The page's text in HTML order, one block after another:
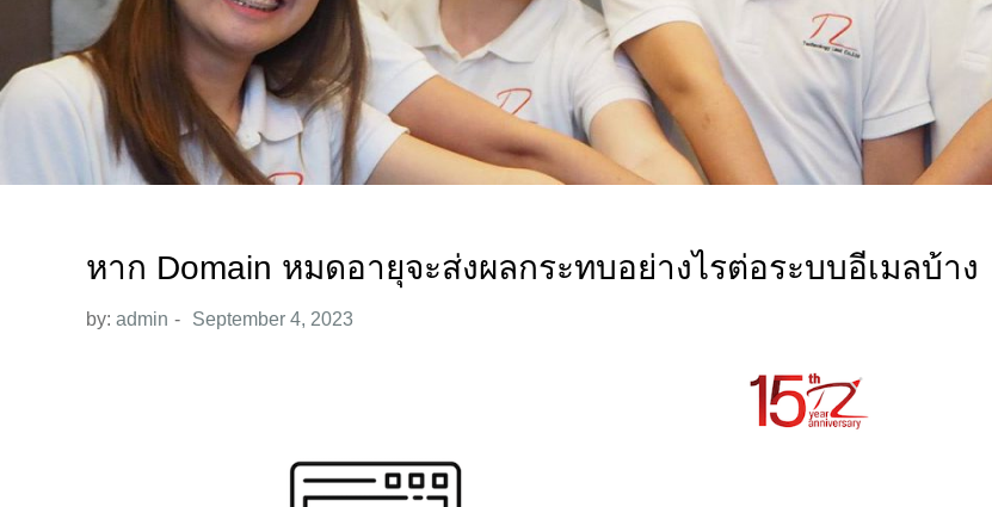
หาก Domain หมดอายุจะส่งผลกระทบอย่างไรต่อระบบอีเมลบ้าง
by: admin